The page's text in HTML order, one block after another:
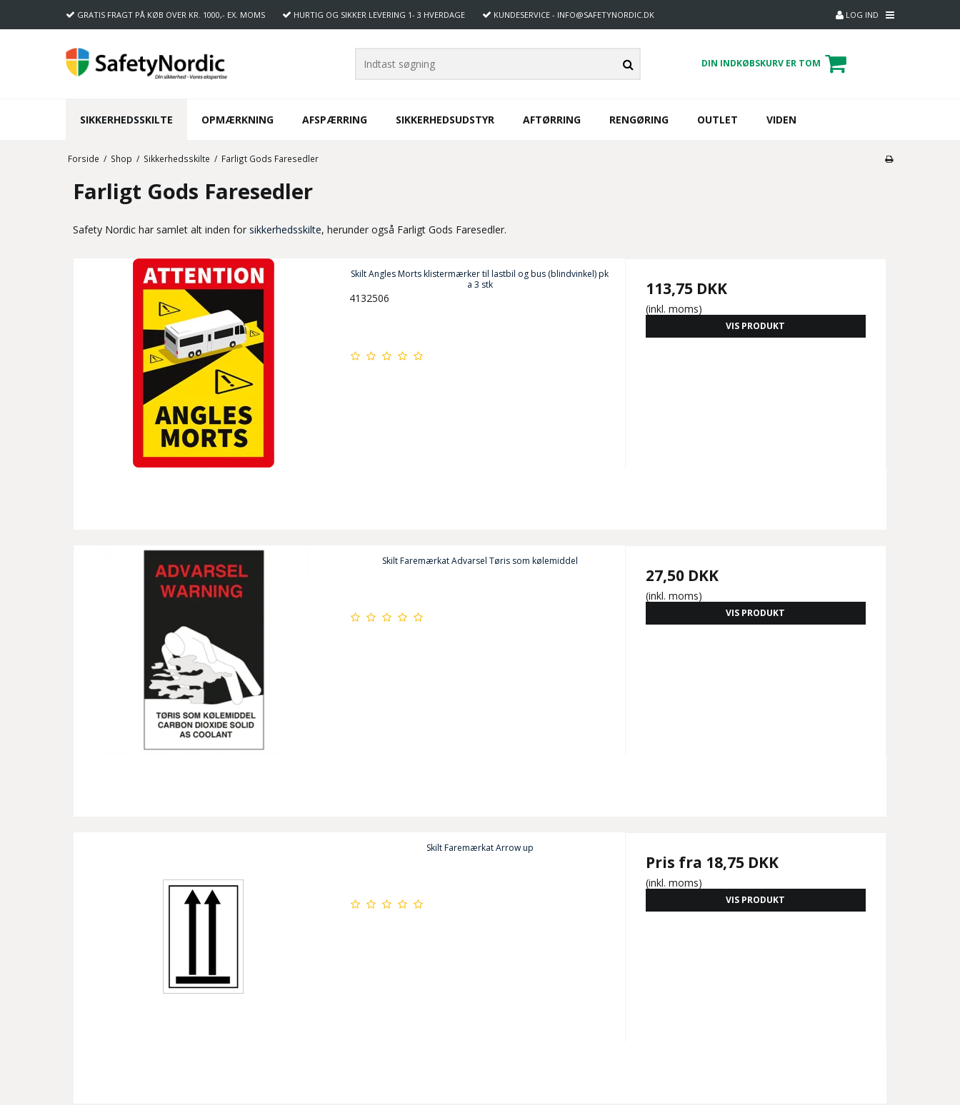
GRATIS FRAGT PÅ KØB OVER KR. 1000,- EX. MOMS HURTIG OG SIKKER LEVERING 1- 3 HVERDAGE KUNDESERVICE - INFO@SAFETYNORDIC.DK LOG IND
DIN INDKØBSKURV ER TOM
SIKKERHEDSSKILTE OPMÆRKNING AFSPÆRRING SIKKERHEDSUDSTYR AFTØRRING RENGØRING OUTLET VIDEN
Forside / Shop / Sikkerhedsskilte / Farligt Gods Faresedler
Farligt Gods Faresedler
Safety Nordic har samlet alt inden for sikkerhedsskilte, herunder også Farligt Gods Faresedler.
Skilt Angles Morts klistermærker til lastbil og bus (blindvinkel) pk
a 3 stk
4132506 113,75 DKK
(inkl. moms)
VIS PRODUKT
Skilt Faremærkat Advarsel Tøris som kølemiddel
27,50 DKK
(inkl. moms)
VIS PRODUKT
Skilt Faremærkat Arrow up
Pris fra 18,75 DKK
(inkl. moms)
VIS PRODUKT